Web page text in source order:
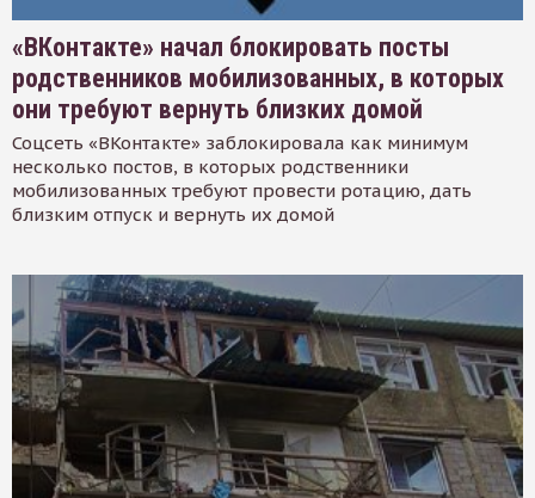
«ВКонтакте» начал блокировать посты
родственников мобилизованных, в которых
они требуют вернуть близких домой
Соцсеть «ВКонтакте» заблокировала как минимум
несколько постов, в которых родственники
мобилизованных требуют провести ротацию, дать
близким отпуск и вернуть их домой